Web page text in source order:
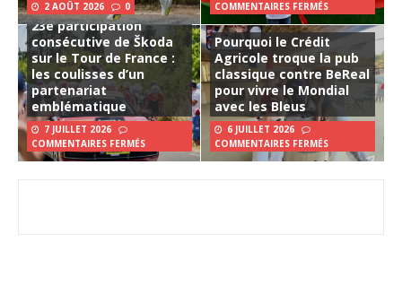
2 AOÛT 2026 0
COMMENTAIRES FERMÉS
23e participation
consécutive de Škoda
sur le Tour de France :
les coulisses d’un
partenariat
emblématique
7 JUILLET 2026
COMMENTAIRES FERMÉS
Pourquoi le Crédit
Agricole troque la pub
classique contre BeReal
pour vivre le Mondial
avec les Bleus
6 JUILLET 2026
COMMENTAIRES FERMÉS